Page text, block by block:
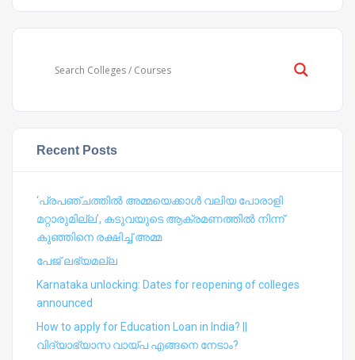
Recent Posts
‘പ്രപഞ്ചത്തില്‍ അമ്മയെക്കാള്‍ വലിയ പോരാളി
മറ്റാരുമില്ല’, കടുവയുടെ ആക്രമണത്തില്‍ നിന്ന്
കുഞ്ഞിനെ രക്ഷിച്ച് അമ്മ
പേജ് ലഭ്യമല്ല
Karnataka unlocking: Dates for reopening of colleges
announced
How to apply for Education Loan in India? ||
വിദ്യാഭ്യാസ വായ്പ എങ്ങനെ നേടാം?